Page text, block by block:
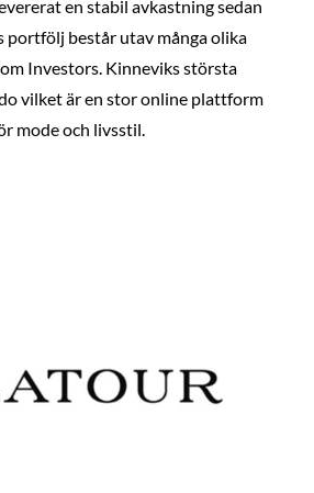
en stabil avkastning sedan
portfölj består utav många olika
Investors. Kinneviks största
vilket är en stor online plattform
mode och livsstil.